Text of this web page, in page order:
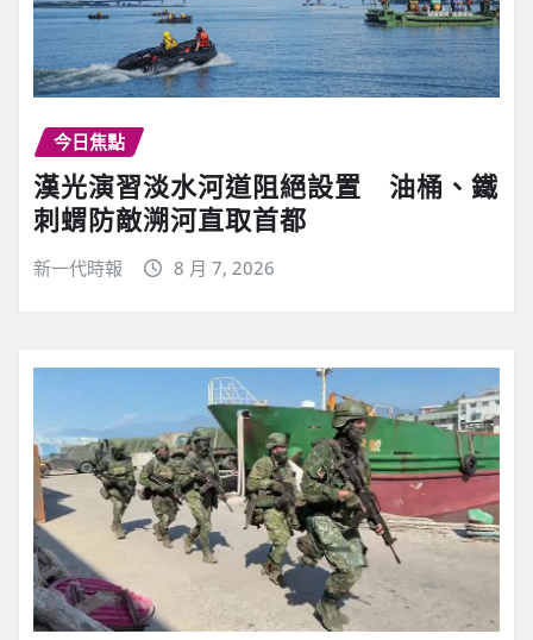
今日焦點
漢光演習淡水河道阻絕設置 油桶、鐵
刺蝟防敵溯河直取首都
新一代時報 8 月 7, 2026